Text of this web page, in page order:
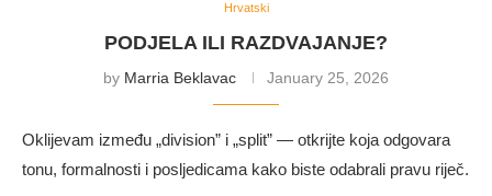
Hrvatski
PODJELA ILI RAZDVAJANJE?
by Marria Beklavac January 25, 2026
Oklijevam između „division” i „split” — otkrijte koja odgovara
tonu, formalnosti i posljedicama kako biste odabrali pravu riječ.